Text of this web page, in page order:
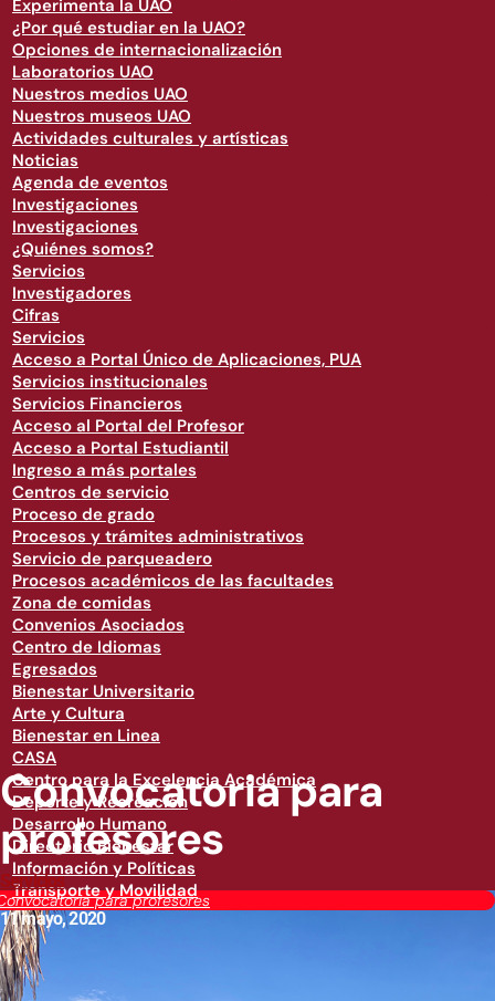
Experimenta la UAO
¿Por qué estudiar en la UAO?
Opciones de internacionalización
Laboratorios UAO
Nuestros medios UAO
Nuestros museos UAO
Actividades culturales y artísticas
Noticias
Agenda de eventos
Investigaciones
Investigaciones
¿Quiénes somos?
Servicios
Investigadores
Cifras
Servicios
Acceso a Portal Único de Aplicaciones, PUA
Servicios institucionales
Servicios Financieros
Acceso al Portal del Profesor
Acceso a Portal Estudiantil
Ingreso a más portales
Centros de servicio
Proceso de grado
Procesos y trámites administrativos
Servicio de parqueadero
Procesos académicos de las facultades
Zona de comidas
Convenios Asociados
Centro de Idiomas
Egresados
Bienestar Universitario
Arte y Cultura
Bienestar en Linea
CASA
Centro para la Excelencia Académica
Deporte y Recreación
Desarrollo Humano
Directorio Bienestar
Información y Políticas
Transporte y Movilidad
para profesores
Convocatoria para
profesores
Servicios
11 mayo, 2020